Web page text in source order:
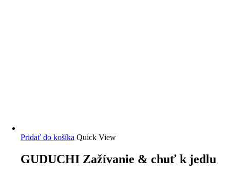
Pridať do košíka Quick View
GUDUCHI Zažívanie & chuť k jedlu